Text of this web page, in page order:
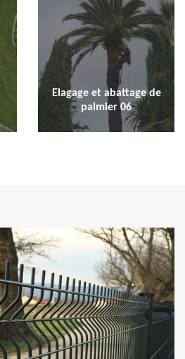
Elagage et abattage de
palmier 06